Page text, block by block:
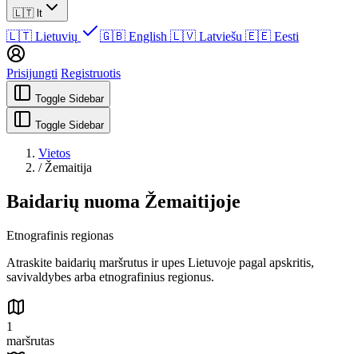
🇱🇹 lt
🇱🇹 Lietuvių 🇬🇧 English 🇱🇻 Latviešu 🇪🇪 Eesti
Prisijungti Registruotis
Toggle Sidebar
Toggle Sidebar
Vietos
/ Žemaitija
Baidarių nuoma Žemaitijoje
Etnografinis regionas
Atraskite baidarių maršrutus ir upes Lietuvoje pagal apskritis,
savivaldybes arba etnografinius regionus.
1
maršrutas